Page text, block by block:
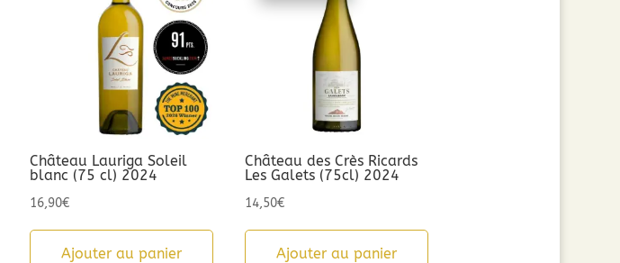
Château Lauriga Soleil
blanc (75 cl) 2024
16,90€
Ajouter au panier
Château des Crès Ricards
Les Galets (75cl) 2024
14,50€
Ajouter au panier